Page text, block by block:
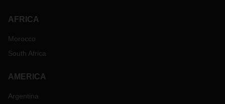
AFRICA
Morocco
South Africa
AMERICA
Argentina